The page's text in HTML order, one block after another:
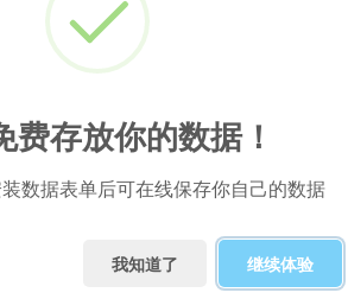
varchar(255)
索
tinyint(255) 是
删
未删
删除
无
引
费存放你的数据！
数据表单后可在线保存你自己的数据
我知道了 继续体验